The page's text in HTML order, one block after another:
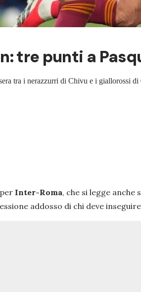
tre punti a
tra i nerazzurri di Chivu e i giallorossi di
Inter-Roma, che si legge
addosso di chi deve